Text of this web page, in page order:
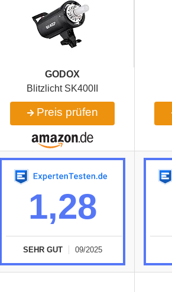
GODOX
Blitzlicht SK400II
Preis prüfen
1,28
SEHR GUT 09/2025